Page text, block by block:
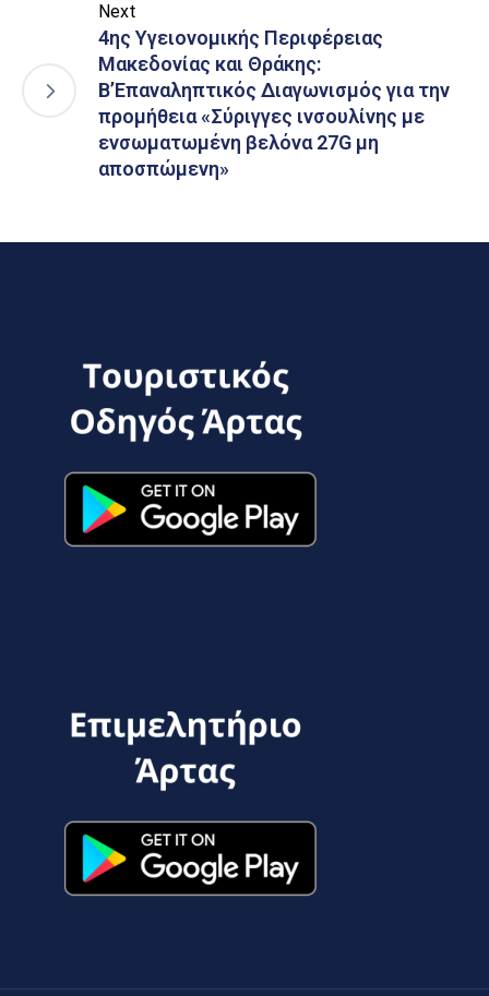
Next
4ης Υγειονομικής Περιφέρειας
Μακεδονίας και Θράκης:
B’Επαναληπτικός Διαγωνισμός για την
προμήθεια «Σύριγγες ινσουλίνης με
ενσωματωμένη βελόνα 27G μη
αποσπώμενη»